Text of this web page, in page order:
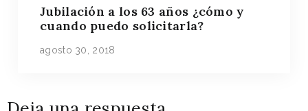
Jubilación a los 63 años ¿cómo y
cuando puedo solicitarla?
agosto 30, 2018